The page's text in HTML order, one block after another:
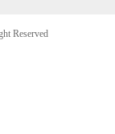
Reserved